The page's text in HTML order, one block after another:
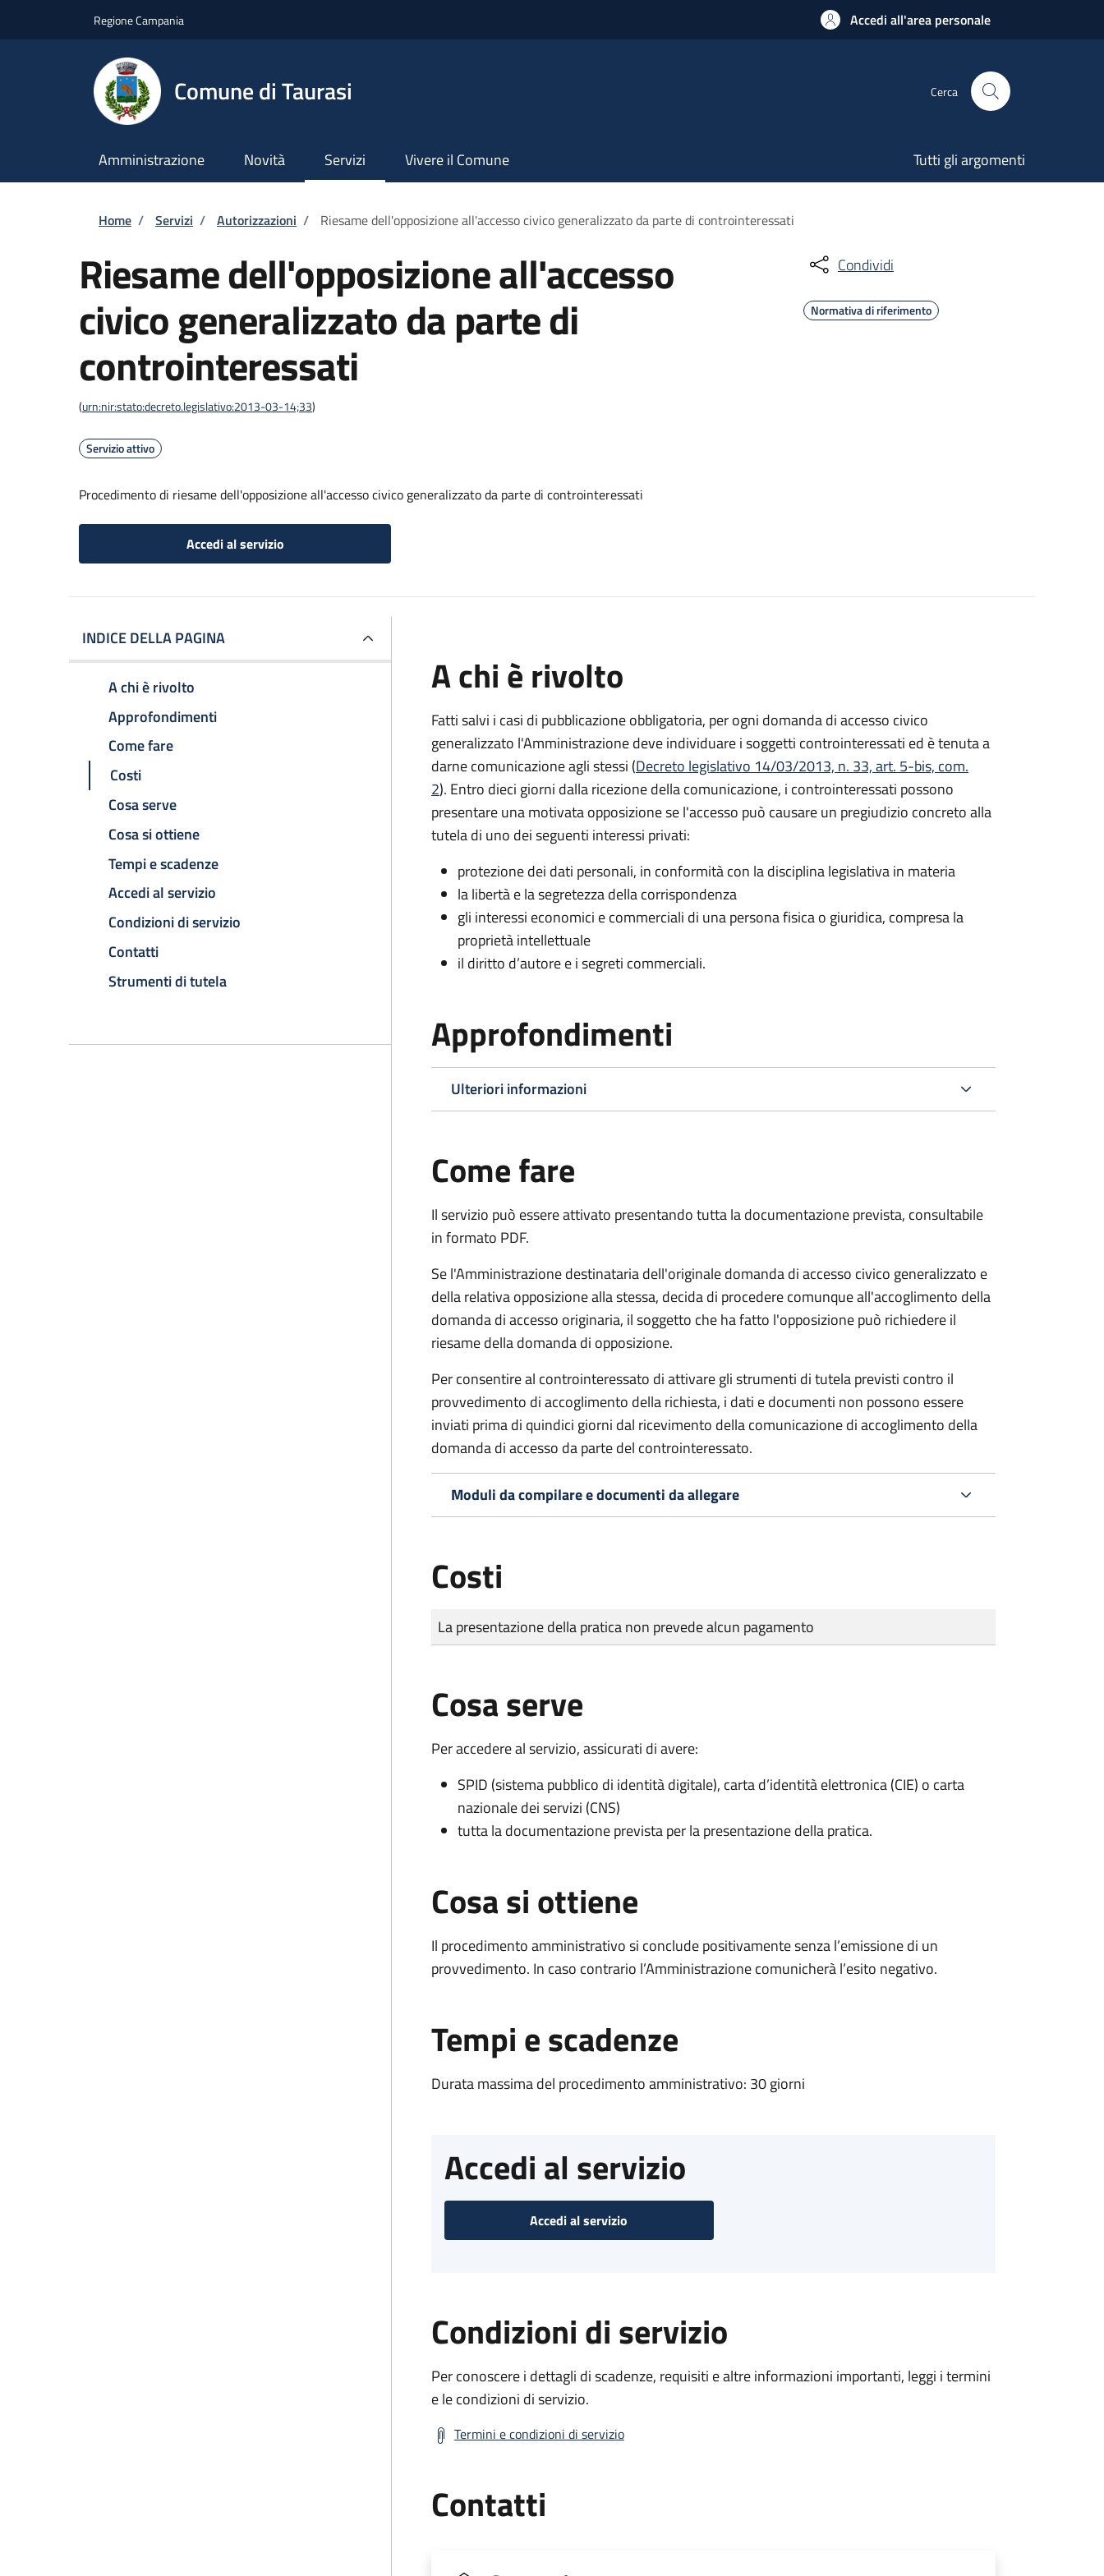
Regione Campania Accedi all'area personale
Comune di Taurasi Cerca
Amministrazione Novità Servizi Vivere il Comune Tutti gli argomenti
Briciole di pane
Home / Servizi / Autorizzazioni / Riesame dell'opposizione all'accesso civico generalizzato da parte di controinteressati
Riesame dell'opposizione all'accesso
civico generalizzato da parte di
controinteressati
(urn:nir:stato:decreto.legislativo:2013-03-14;33)
Servizio attivo
Procedimento di riesame dell'opposizione all'accesso civico generalizzato da parte di controinteressati
Accedi al servizio
Condividi
Normativa di riferimento
INDICE DELLA PAGINA
A chi è rivolto
Approfondimenti
Come fare
Costi
Cosa serve
Cosa si ottiene
Tempi e scadenze
Accedi al servizio
Condizioni di servizio
Contatti
Strumenti di tutela
A chi è rivolto
Fatti salvi i casi di pubblicazione obbligatoria, per ogni domanda di accesso civico
generalizzato l'Amministrazione deve individuare i soggetti controinteressati ed è tenuta a
darne comunicazione agli stessi (Decreto legislativo 14/03/2013, n. 33, art. 5-bis, com.
2). Entro dieci giorni dalla ricezione della comunicazione, i controinteressati possono
presentare una motivata opposizione se l'accesso può causare un pregiudizio concreto alla
tutela di uno dei seguenti interessi privati:
protezione dei dati personali, in conformità con la disciplina legislativa in materia
la libertà e la segretezza della corrispondenza
gli interessi economici e commerciali di una persona fisica o giuridica, compresa la
proprietà intellettuale
il diritto d’autore e i segreti commerciali.
Approfondimenti
Ulteriori informazioni
Come fare
Il servizio può essere attivato presentando tutta la documentazione prevista, consultabile
in formato PDF.
Se l'Amministrazione destinataria dell'originale domanda di accesso civico generalizzato e
della relativa opposizione alla stessa, decida di procedere comunque all'accoglimento della
domanda di accesso originaria, il soggetto che ha fatto l'opposizione può richiedere il
riesame della domanda di opposizione.
Per consentire al controinteressato di attivare gli strumenti di tutela previsti contro il
provvedimento di accoglimento della richiesta, i dati e documenti non possono essere
inviati prima di quindici giorni dal ricevimento della comunicazione di accoglimento della
domanda di accesso da parte del controinteressato.
Moduli da compilare e documenti da allegare
Costi
Tipo di pagamento
Importo
La presentazione della pratica non prevede alcun pagamento
Cosa serve
Per accedere al servizio, assicurati di avere:
SPID (sistema pubblico di identità digitale), carta d’identità elettronica (CIE) o carta
nazionale dei servizi (CNS)
tutta la documentazione prevista per la presentazione della pratica.
Cosa si ottiene
Il procedimento amministrativo si conclude positivamente senza l’emissione di un
provvedimento. In caso contrario l’Amministrazione comunicherà l’esito negativo.
Tempi e scadenze
Durata massima del procedimento amministrativo: 30 giorni
Accedi al servizio
Accedi al servizio
Condizioni di servizio
Per conoscere i dettagli di scadenze, requisiti e altre informazioni importanti, leggi i termini
e le condizioni di servizio.
Termini e condizioni di servizio
Contatti